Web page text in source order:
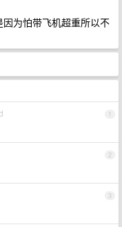
为怕带飞机超重所以不
1
2
3